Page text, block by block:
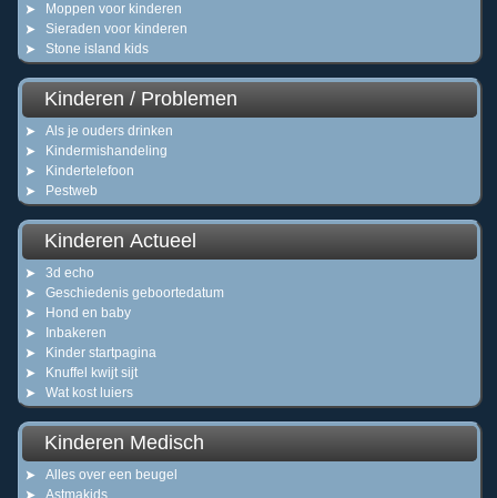
Moppen voor kinderen
Sieraden voor kinderen
Stone island kids
Kinderen / Problemen
Als je ouders drinken
Kindermishandeling
Kindertelefoon
Pestweb
Kinderen Actueel
3d echo
Geschiedenis geboortedatum
Hond en baby
Inbakeren
Kinder startpagina
Knuffel kwijt sijt
Wat kost luiers
Kinderen Medisch
Alles over een beugel
Astmakids